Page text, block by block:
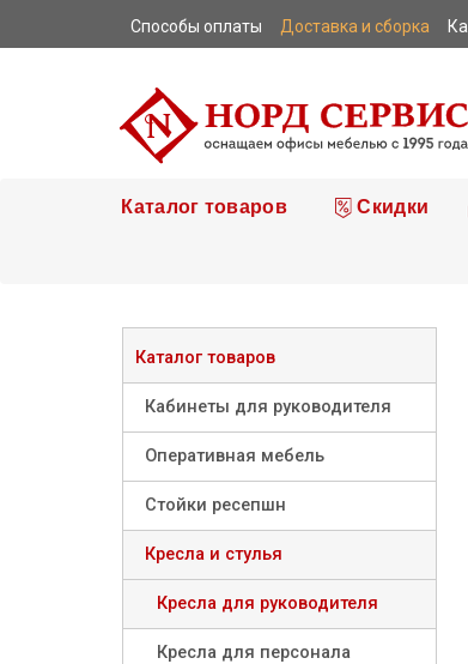
Способы оплаты Доставка и сборка
Каталог товаров Скидки
Каталог товаров
Кабинеты для руководителя
Оперативная мебель
Стойки ресепшн
Кресла и стулья
Кресла для руководителя
Кресла для персонала